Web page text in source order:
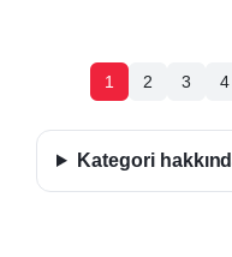
1 2 3 4
Kategori